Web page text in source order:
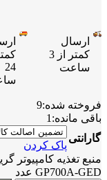
ارسال
کمتر از 3
ساعت
24
فروخته شده:9
باقی مانده: 1
گارانتی
پاک کردن
GP700A-GED عدد